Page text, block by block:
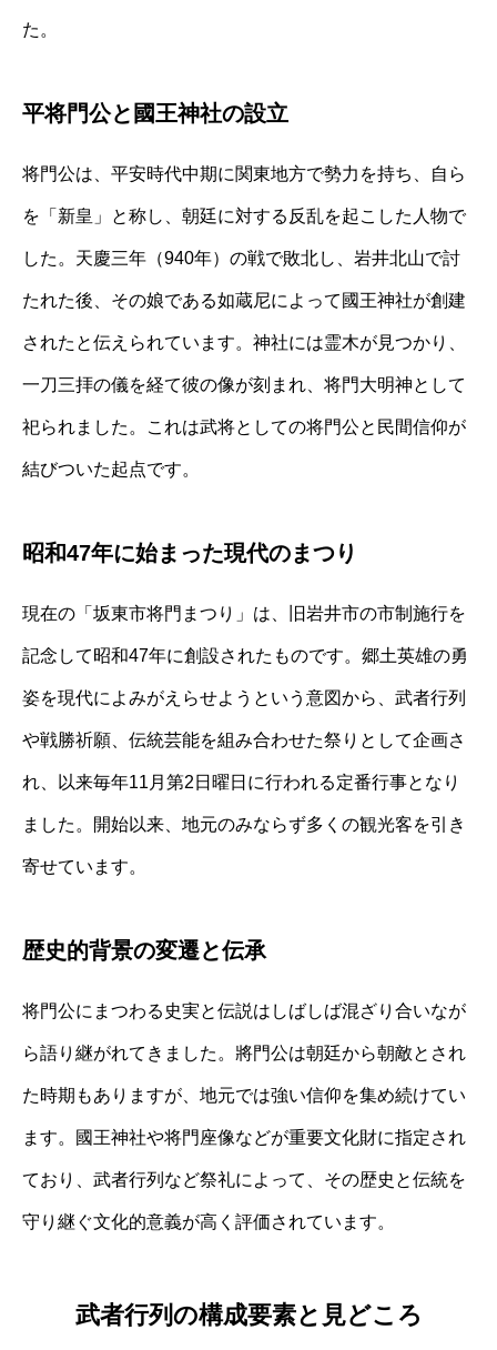
た。
平将門公と國王神社の設立
将門公は、平安時代中期に関東地方で勢力を持ち、自ら
を「新皇」と称し、朝廷に対する反乱を起こした人物で
した。天慶三年（940年）の戦で敗北し、岩井北山で討
たれた後、その娘である如蔵尼によって國王神社が創建
されたと伝えられています。神社には霊木が見つかり、
一刀三拝の儀を経て彼の像が刻まれ、将門大明神として
祀られました。これは武将としての将門公と民間信仰が
結びついた起点です。
昭和47年に始まった現代のまつり
現在の「坂東市将門まつり」は、旧岩井市の市制施行を
記念して昭和47年に創設されたものです。郷土英雄の勇
姿を現代によみがえらせようという意図から、武者行列
や戦勝祈願、伝統芸能を組み合わせた祭りとして企画さ
れ、以来毎年11月第2日曜日に行われる定番行事となり
ました。開始以来、地元のみならず多くの観光客を引き
寄せています。
歴史的背景の変遷と伝承
将門公にまつわる史実と伝説はしばしば混ざり合いなが
ら語り継がれてきました。將門公は朝廷から朝敵とされ
た時期もありますが、地元では強い信仰を集め続けてい
ます。國王神社や将門座像などが重要文化財に指定され
ており、武者行列など祭礼によって、その歴史と伝統を
守り継ぐ文化的意義が高く評価されています。
武者行列の構成要素と見どころ